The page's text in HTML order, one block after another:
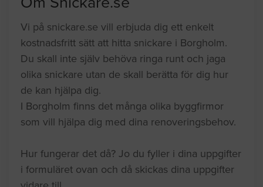
Vi på snickare.se vill erbjuda dig ett enkelt
kostnadsfritt sätt att hitta snickare i Borgholm.
Du skall inte själv behöva ringa runt och jaga
olika snickare utan de skall berätta för dig hur
de kan hjälpa dig.
I Borgholm finns det många olika byggfirmor
som vill hjälpa dig med dina renoveringsbehov.
Hur fungerar det då? Jo du fyller i dina uppgifter
i formuläret ovan och då skickas dina uppgifter